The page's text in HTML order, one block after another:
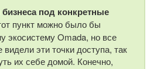
под конкретные
пункт можно было бы
экосистему Omada, но все
эти точки доступа, так
их себе домой. Конечно,